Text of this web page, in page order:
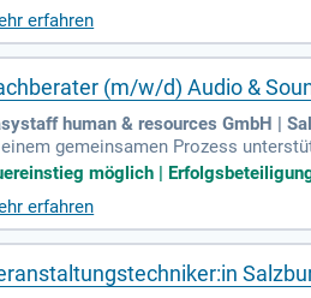
erfahren
(m/w/d) Audio &
human & resources GmbH |
einem gemeinsamen Prozess
möglich |
erfahren